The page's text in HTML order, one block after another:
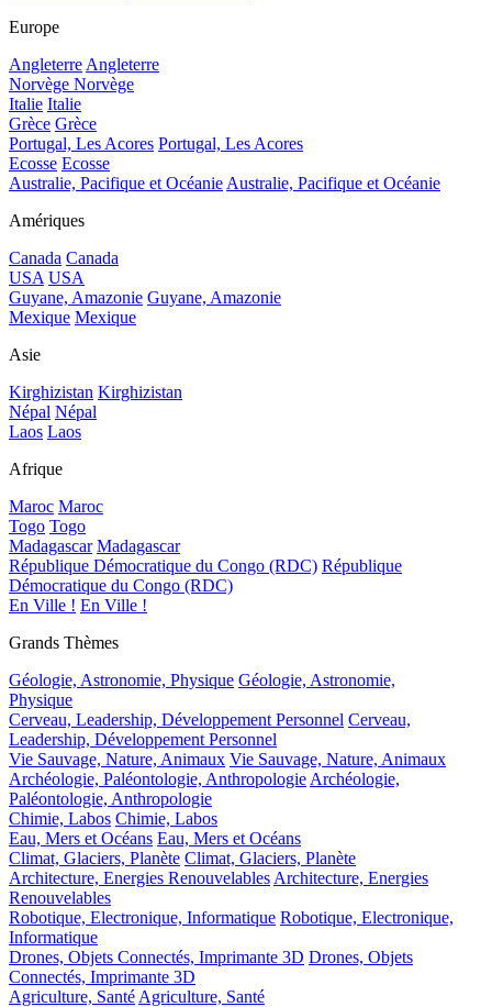
Europe
Angleterre Angleterre
Norvège Norvège
Italie Italie
Grèce Grèce
Portugal, Les Acores Portugal, Les Acores
Ecosse Ecosse
Australie, Pacifique et Océanie Australie, Pacifique et Océanie
Amériques
Canada Canada
USA USA
Guyane, Amazonie Guyane, Amazonie
Mexique Mexique
Asie
Kirghizistan Kirghizistan
Népal Népal
Laos Laos
Afrique
Maroc Maroc
Togo Togo
Madagascar Madagascar
République Démocratique du Congo (RDC) République
Démocratique du Congo (RDC)
En Ville ! En Ville !
Grands Thèmes
Géologie, Astronomie, Physique Géologie, Astronomie,
Physique
Cerveau, Leadership, Développement Personnel Cerveau,
Leadership, Développement Personnel
Vie Sauvage, Nature, Animaux Vie Sauvage, Nature, Animaux
Archéologie, Paléontologie, Anthropologie Archéologie,
Paléontologie, Anthropologie
Chimie, Labos Chimie, Labos
Eau, Mers et Océans Eau, Mers et Océans
Climat, Glaciers, Planète Climat, Glaciers, Planète
Architecture, Energies Renouvelables Architecture, Energies
Renouvelables
Robotique, Electronique, Informatique Robotique, Electronique,
Informatique
Drones, Objets Connectés, Imprimante 3D Drones, Objets
Connectés, Imprimante 3D
Agriculture, Santé Agriculture, Santé